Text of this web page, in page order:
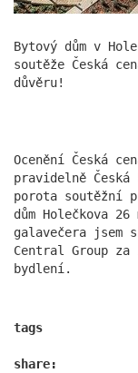
more
Píše o nás
13.11.2025
českých
století.
Bytový dům v
soutěže Česká
důvěru!
Ocenění Česká
pravidelně
porota soutěžní
dům Holečkova
galavečera jsem
Central Group
bydlení.
tags
share: